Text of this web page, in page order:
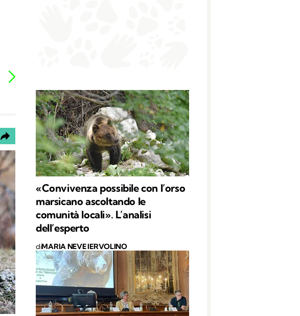
«Convivenza possibile con l’orso
marsicano ascoltando le
comunità locali». L’analisi
dell’esperto
diMARIA NEVE IERVOLINO